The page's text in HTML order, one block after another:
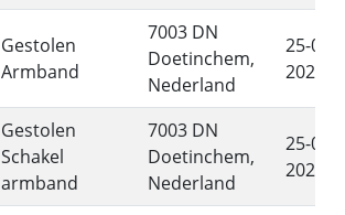
Gestolen
Armband
7003 DN
Doetinchem,
Nederland
25-06-
2026
Gestolen
Schakel
armband
7003 DN
Doetinchem,
Nederland
25-06-
2026